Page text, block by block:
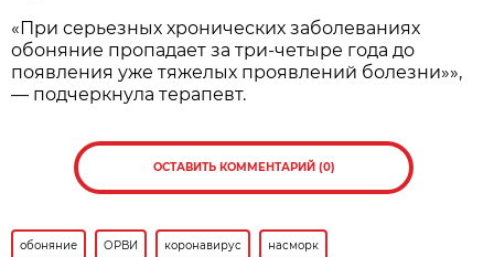
«При серьезных хронических заболеваниях
обоняние пропадает за три-четыре года до
появления уже тяжелых проявлений болезни»»,
— подчеркнула терапевт.
ОСТАВИТЬ КОММЕНТАРИЙ (0)
обоняние ОРВИ коронавирус насморк